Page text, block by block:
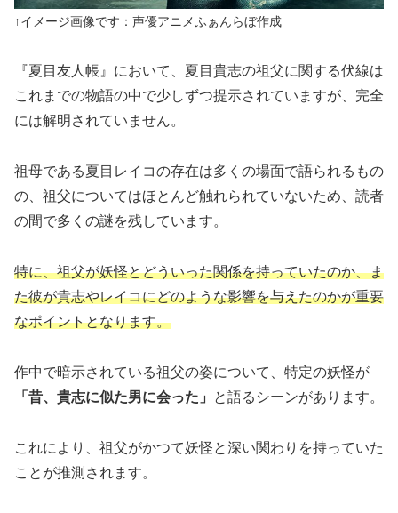
↑イメージ画像です：声優アニメふぁんらぼ作成
『夏目友人帳』において、夏目貴志の祖父に関する伏線は
これまでの物語の中で少しずつ提示されていますが、完全
には解明されていません。
祖母である夏目レイコの存在は多くの場面で語られるもの
の、祖父についてはほとんど触れられていないため、読者
の間で多くの謎を残しています。
特に、祖父が妖怪とどういった関係を持っていたのか、ま
た彼が貴志やレイコにどのような影響を与えたのかが重要
なポイントとなります。
作中で暗示されている祖父の姿について、特定の妖怪が
「昔、貴志に似た男に会った」
と語るシーンがあります。
これにより、祖父がかつて妖怪と深い関わりを持っていた
ことが推測されます。